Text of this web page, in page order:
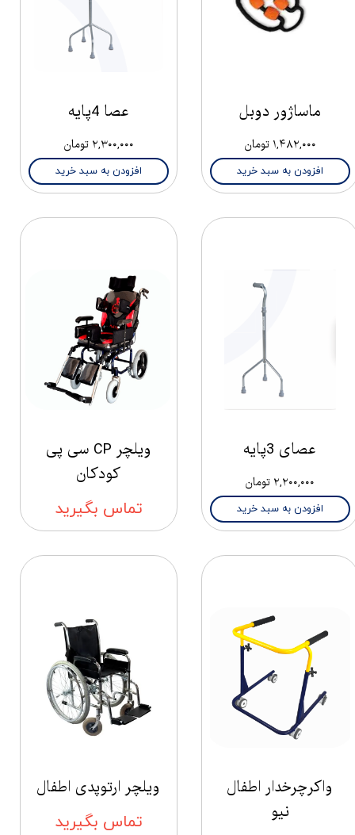
ماساژور دوبل
۱,۴۸۲,۰۰۰ تومان
افزودن به سبد خرید
عصا 4پایه
۲,۳۰۰,۰۰۰ تومان
افزودن به سبد خرید
عصای 3پایه
۲,۲۰۰,۰۰۰ تومان
افزودن به سبد خرید
ویلچر CP سی پی
کودکان
تماس بگیرید
واکرچرخدار اطفال
نیو
ویلچر ارتوپدی اطفال
تماس بگیرید